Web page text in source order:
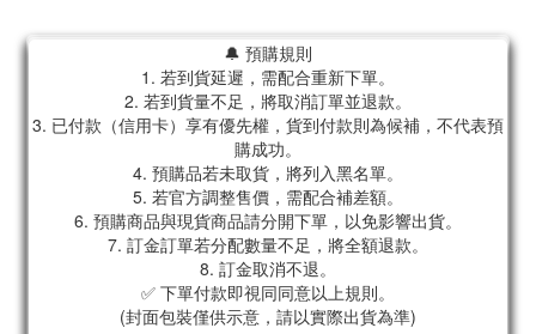
🔔 預購規則
1. 若到貨延遲，需配合重新下單。
2. 若到貨量不足，將取消訂單並退款。
3. 已付款（信用卡）享有優先權，貨到付款則為候補，不代表預
購成功。
4. 預購品若未取貨，將列入黑名單。
5. 若官方調整售價，需配合補差額。
6. 預購商品與現貨商品請分開下單，以免影響出貨。
7. 訂金訂單若分配數量不足，將全額退款。
8. 訂金取消不退。
✅ 下單付款即視同同意以上規則。
(封面包裝僅供示意，請以實際出貨為準)